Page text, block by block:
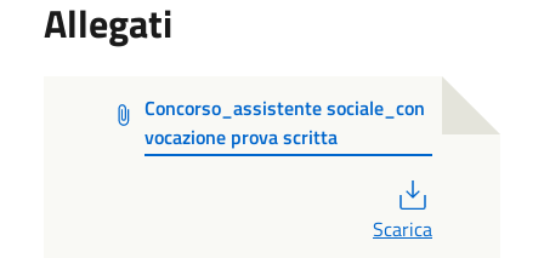
Allegati
Concorso_assistente sociale_con
vocazione prova scritta
Scarica